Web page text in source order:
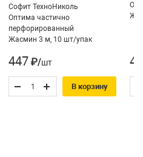
Частичная
Софит ТехноНиколь
Оптима частично
перфорированный
Жасмин 3 м, 10 шт/упак
447 ₽/шт
В корзину